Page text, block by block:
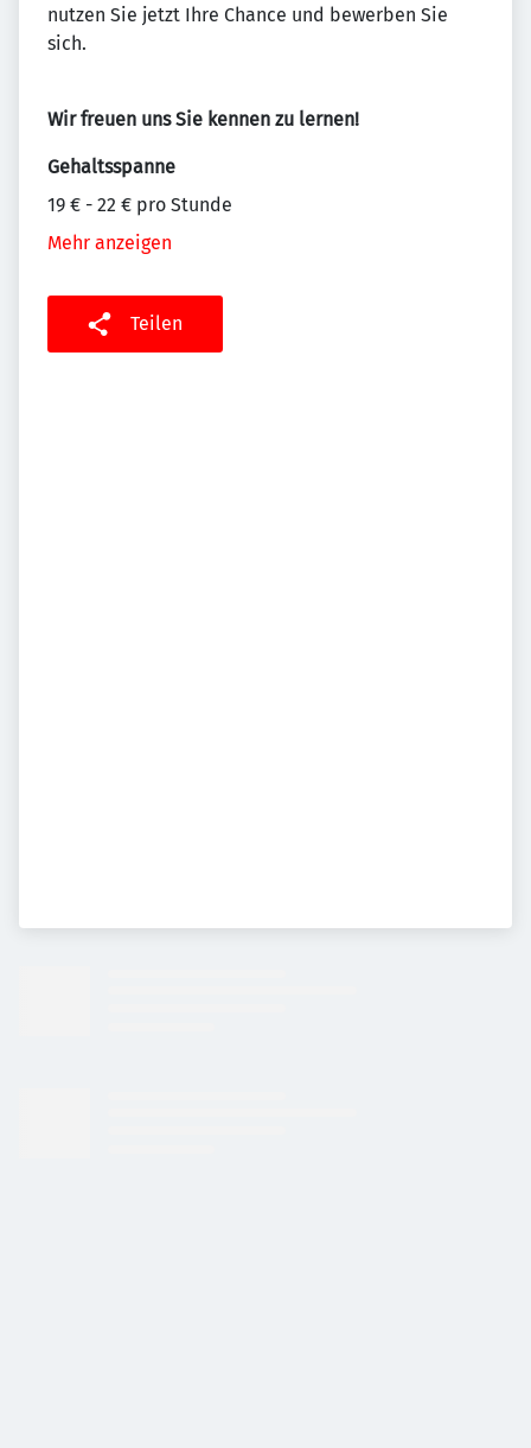
nutzen Sie jetzt Ihre Chance und bewerben Sie
sich.
Wir freuen uns Sie kennen zu lernen!
Gehaltsspanne
19 € - 22 € pro Stunde
Mehr anzeigen
Teilen